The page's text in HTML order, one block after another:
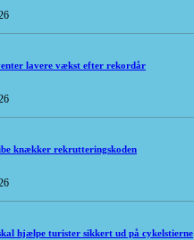
lavere vækst efter rekordår
knækker rekrutteringskoden
hjælpe turister sikkert ud på cykelstierne